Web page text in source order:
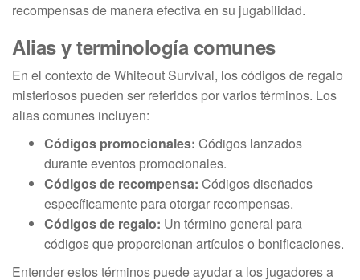
recompensas de manera efectiva en su jugabilidad.
Alias y terminología comunes
En el contexto de Whiteout Survival, los códigos de regalo
misteriosos pueden ser referidos por varios términos. Los
alias comunes incluyen:
Códigos promocionales: Códigos lanzados
durante eventos promocionales.
Códigos de recompensa: Códigos diseñados
específicamente para otorgar recompensas.
Códigos de regalo: Un término general para
códigos que proporcionan artículos o bonificaciones.
Entender estos términos puede ayudar a los jugadores a